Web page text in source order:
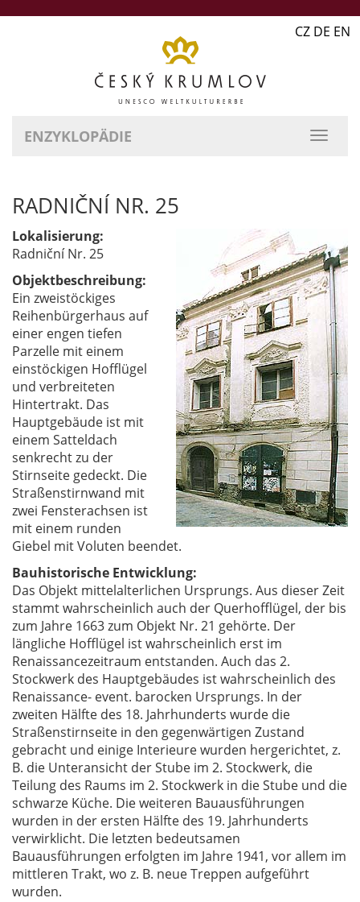
CZ DE EN
ENZYKLOPÄDIE
RADNIČNÍ NR. 25
Lokalisierung:
Radniční Nr. 25
Objektbeschreibung:
Ein zweistöckiges
Reihenbürgerhaus auf
einer engen tiefen
Parzelle mit einem
einstöckigen Hofflügel
und verbreiteten
Hintertrakt. Das
Hauptgebäude ist mit
einem Satteldach
senkrecht zu der
Stirnseite gedeckt. Die
Straßenstirnwand mit
zwei Fensterachsen ist
mit einem runden
Giebel mit Voluten beendet.
Bauhistorische Entwicklung:
Das Objekt mittelalterlichen Ursprungs. Aus dieser Zeit
stammt wahrscheinlich auch der Querhofflügel, der bis
zum Jahre 1663 zum Objekt Nr. 21 gehörte. Der
längliche Hofflügel ist wahrscheinlich erst im
Renaissancezeitraum entstanden. Auch das 2.
Stockwerk des Hauptgebäudes ist wahrscheinlich des
Renaissance- event. barocken Ursprungs. In der
zweiten Hälfte des 18. Jahrhunderts wurde die
Straßenstirnseite in den gegenwärtigen Zustand
gebracht und einige Interieure wurden hergerichtet, z.
B. die Unteransicht der Stube im 2. Stockwerk, die
Teilung des Raums im 2. Stockwerk in die Stube und die
schwarze Küche. Die weiteren Bauausführungen
wurden in der ersten Hälfte des 19. Jahrhunderts
verwirklicht. Die letzten bedeutsamen
Bauausführungen erfolgten im Jahre 1941, vor allem im
mittleren Trakt, wo z. B. neue Treppen aufgeführt
wurden.